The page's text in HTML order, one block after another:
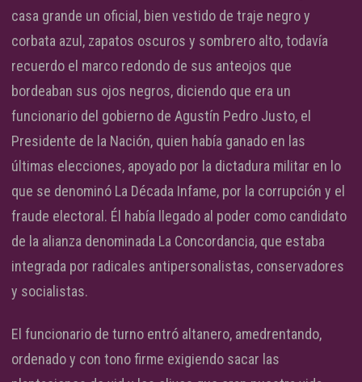
casa grande un oficial, bien vestido de traje negro y
corbata azul, zapatos oscuros y sombrero alto, todavía
recuerdo el marco redondo de sus anteojos que
bordeaban sus ojos negros, diciendo que era un
funcionario del gobierno de Agustín Pedro Justo, el
Presidente de la Nación, quien había ganado en las
últimas elecciones, apoyado por la dictadura militar en lo
que se denominó La Década Infame, por la corrupción y el
fraude electoral. Él había llegado al poder como candidato
de la alianza denominada La Concordancia, que estaba
integrada por radicales antipersonalistas, conservadores
y socialistas.
El funcionario de turno entró altanero, amedrentando,
ordenado y con tono firme exigiendo sacar las